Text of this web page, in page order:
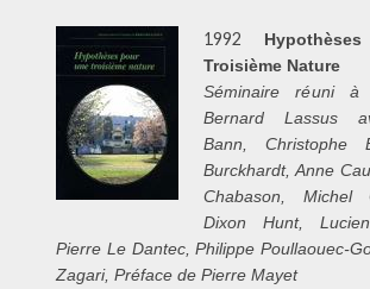
1992 Hypoth
Troisième Nature
Séminaire réuni à
Bernard Lassus
Bann, Christophe
Burckhardt, Anne
Chabason, Michel
Dixon Hunt,
Pierre Le Dantec, Philippe Poullaouec-
Zagari, Préface de Pierre Mayet